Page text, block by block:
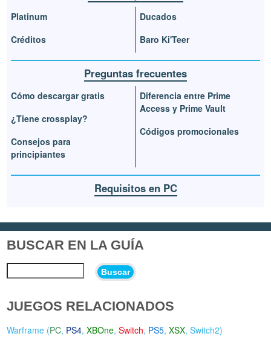
Platinum
Créditos
Ducados
Baro Ki'Teer
Preguntas frecuentes
Cómo descargar gratis
¿Tiene crossplay?
Consejos para
principiantes
Diferencia entre Prime
Access y Prime Vault
Códigos promocionales
Requisitos en PC
BUSCAR EN LA GUÍA
Buscar
JUEGOS RELACIONADOS
Warframe (PC, PS4,XBOne,Switch, PS5,XSX,Switch2)